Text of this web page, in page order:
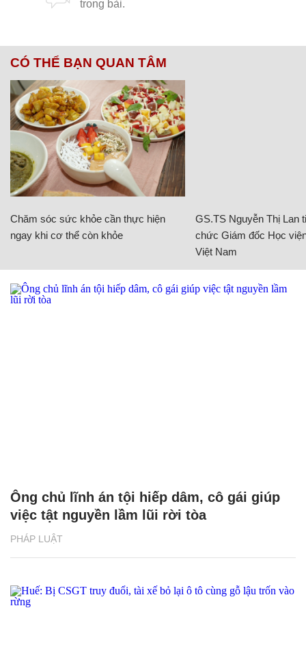
CÓ THỂ BẠN QUAN TÂM
Chăm sóc sức khỏe cần thực hiện
ngay khi cơ thể còn khỏe
GS.TS Nguyễn Thị Lan
chức Giám đốc Học
Việt Nam
PHÁP LUẬT
Ông chủ lĩnh án tội hiếp dâm, cô gái giúp
việc tật nguyền lầm lũi rời tòa